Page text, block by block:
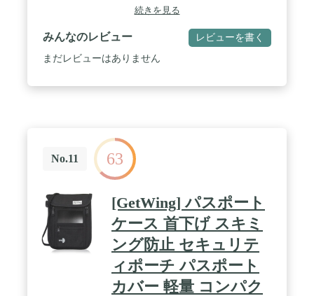
続きを見る
みんなのレビュー レビューを書く
まだレビューはありません
No.11 63
[GetWing] パスポート
ケース 首下げ スキミ
ング防止 セキュリテ
ィポーチ パスポート
カバー 軽量 コンパク